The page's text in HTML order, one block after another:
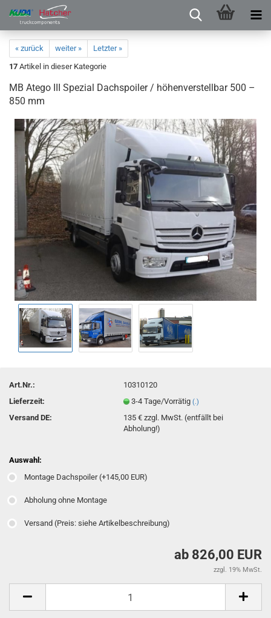
« zurück weiter »
Letzter »
17 Artikel in dieser Kategorie
MB Atego III Spezial Dachspoiler / höhenverstellbar 500 –
850 mm
Art.Nr.:
10310120
Lieferzeit:
3-4 Tage/Vorrätig(.)
Versand DE:
135 € zzgl. MwSt. (entfällt bei
Abholung!)
Auswahl:
Montage Dachspoiler (+145,00 EUR)
Abholung ohne Montage
Versand (Preis: siehe Artikelbeschreibung)
ab 826,00 EUR
zzgl. 19% MwSt.